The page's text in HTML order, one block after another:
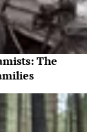
The